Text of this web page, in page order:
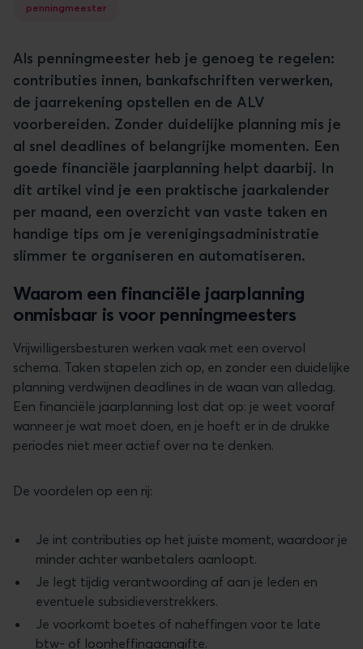
penningmeester
Als penningmeester heb je genoeg te regelen:
contributies innen, bankafschriften verwerken,
de jaarrekening opstellen en de ALV
voorbereiden. Zonder duidelijke planning mis je
al snel deadlines of belangrijke momenten. Een
goede financiële jaarplanning helpt daarbij. In
dit artikel vind je een praktische jaarkalender
per maand, een overzicht van vaste taken en
handige tips om je verenigingsadministratie
slimmer te organiseren en automatiseren.
Waarom een financiële jaarplanning
onmisbaar is voor penningmeesters
Vrijwilligersbesturen werken vaak met een overvol
schema. Taken stapelen zich op, en zonder een duidelijke
planning verdwijnen deadlines in de waan van alledag.
Een financiële jaarplanning lost dat op: je weet vooraf
wanneer je wat moet doen, en je hoeft er in de drukke
periodes niet meer actief over na te denken.
De voordelen op een rij:
Je int contributies op het juiste moment, waardoor je
minder achter wanbetalers aanloopt.
Je legt tijdig verantwoording af aan je leden en
eventuele subsidieverstrekkers.
Je voorkomt boetes of naheffingen voor te late
btw- of loonheffingaangifte.